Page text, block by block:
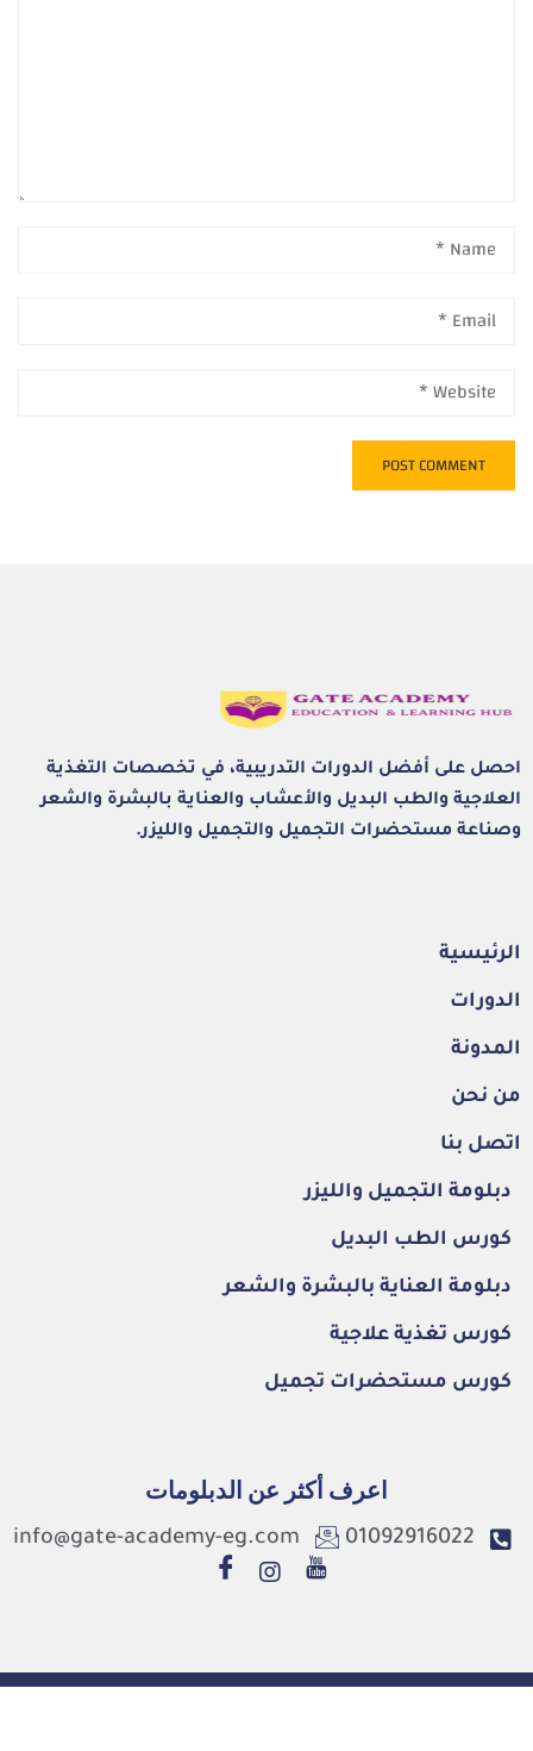
احصل على أفضل الدورات التدريبية، في تخصصات التغذية
العلاجية والطب البديل والأعشاب والعناية بالبشرة والشعر
وصناعة مستحضرات التجميل والتجميل والليزر.
الرئيسية
الدورات
المدونة
من نحن
اتصل بنا
دبلومة التجميل والليزر
كورس الطب البديل
دبلومة العناية بالبشرة والشعر
كورس تغذية علاجية
كورس مستحضرات تجميل
اعرف أكثر عن الدبلومات
01092916022
info@gate-academy-eg.com